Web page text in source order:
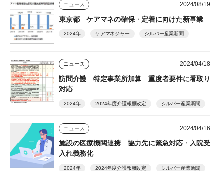
ニュース 2024/08/19
東京都 ケアマネの確保・定着に向けた新事業
2024年 ケアマネジャー シルバー産業新聞
ニュース 2024/04/18
訪問介護 特定事業所加算 重度者要件に看取り
対応
2024年 2024年度介護報酬改定 シルバー産業新聞
ニュース 2024/04/16
施設の医療機関連携 協力先に緊急対応・入院受
入れ義務化
2024年 2024年度介護報酬改定 シルバー産業新聞